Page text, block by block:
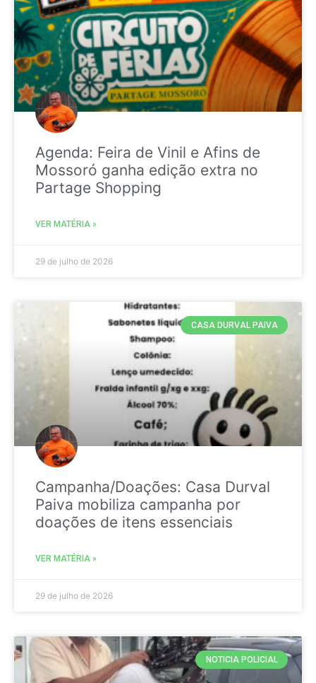
Agenda: Feira de Vinil e Afins de
Mossoró ganha edição extra no
Partage Shopping
VER MATÉRIA »
29 de julho de 2026
CASA DURVAL PAIVA
Campanha/Doações: Casa Durval
Paiva mobiliza campanha por
doações de itens essenciais
VER MATÉRIA »
29 de julho de 2026
NOTICIA POLICIAL